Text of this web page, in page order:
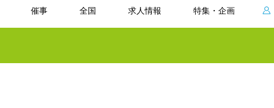
催事 全国 求人情報 特集・企画